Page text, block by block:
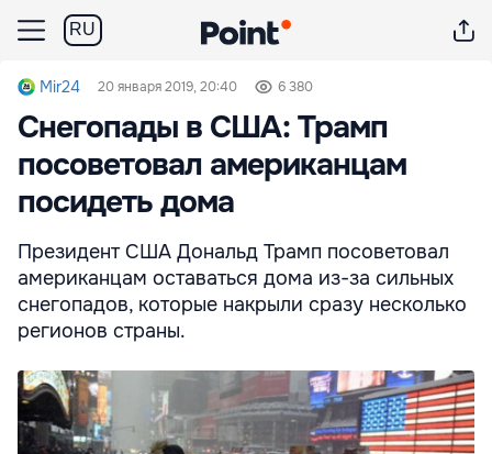
RU
Mir24 20 января 2019, 20:40 6 380
Снегопады в США: Трамп
посоветовал американцам
посидеть дома
Президент США Дональд Трамп посоветовал
американцам оставаться дома из-за сильных
снегопадов, которые накрыли сразу несколько
регионов страны.